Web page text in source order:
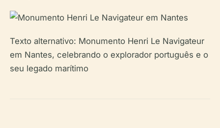
Texto alternativo: Monumento Henri Le Navigateur
em Nantes, celebrando o explorador português e o
seu legado marítimo